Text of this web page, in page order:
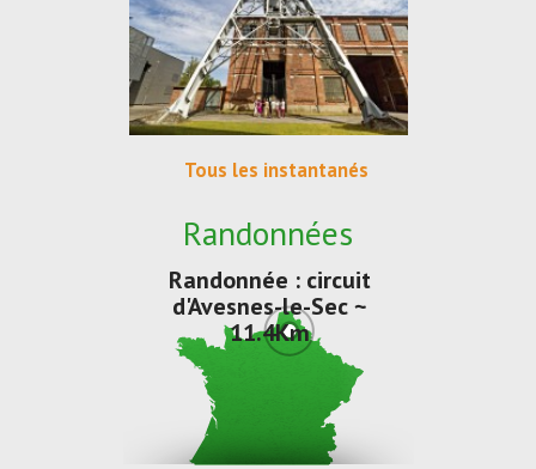
Tous les instantanés
Randonnées
Randonnée : circuit
d'Avesnes-le-Sec ~
11.4Km